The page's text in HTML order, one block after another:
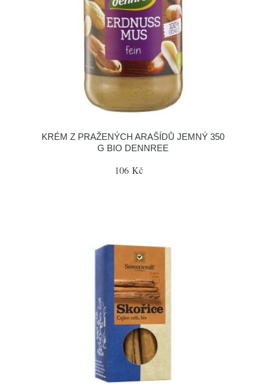
KRÉM Z PRAŽENÝCH ARAŠÍDŮ JEMNÝ 350
G BIO DENNREE
106 Kč